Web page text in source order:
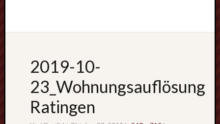
2019-10-
23_Wohnungsauflösung
Ratingen